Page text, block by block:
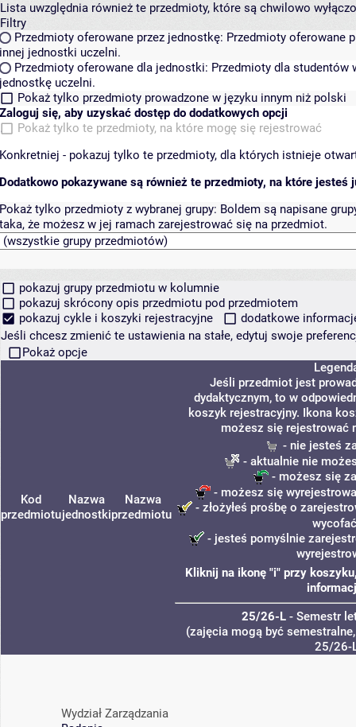
Lista uwzględnia również te przedmioty, które są chwilowo
Filtry
Przedmioty oferowane przez jednostkę: Przedmioty oferowane
innej jednostki uczelni.
Przedmioty oferowane dla jednostki: Przedmioty dla studentów
jednostkę uczelni.
Pokaż tylko przedmioty prowadzone w języku innym niż polski
Zaloguj się, aby uzyskać dostęp do dodatkowych opcji
Pokaż tylko te przedmioty, na które mogę się rejestrować
Konkretniej - pokazuj tylko te przedmioty, dla których istnieje
Dodatkowo pokazywane są również te przedmioty, na które jesteś
Pokaż tylko przedmioty z wybranej grupy: Boldem są napisane
taka, że możesz w jej ramach zarejestrować się na przedmiot.
pokazuj grupy przedmiotu w kolumnie
pokazuj skrócony opis przedmiotu pod przedmiotem
pokazuj cykle i koszyki rejestracyjne
dodatkowe
Jeśli chcesz zmienić te ustawienia na stałe, edytuj swoje
Pokaż opcje
Kod
przedmiotu
Nazwa
jednostki
Nazwa
przedmiotu
Jeśli przedmiot jest
dydaktycznym, to w
koszyk rejestracyjny. Ikona
możesz się rejestrować
- nie jesteś
- aktualnie nie
- możesz się
- możesz się
- złożyłeś prośbę o
- jesteś pomyślnie
Kliknij na ikonę "i" przy
25/26-L- Semestr
(zajęcia mogą być
25/26-
Wydział Zarządzania